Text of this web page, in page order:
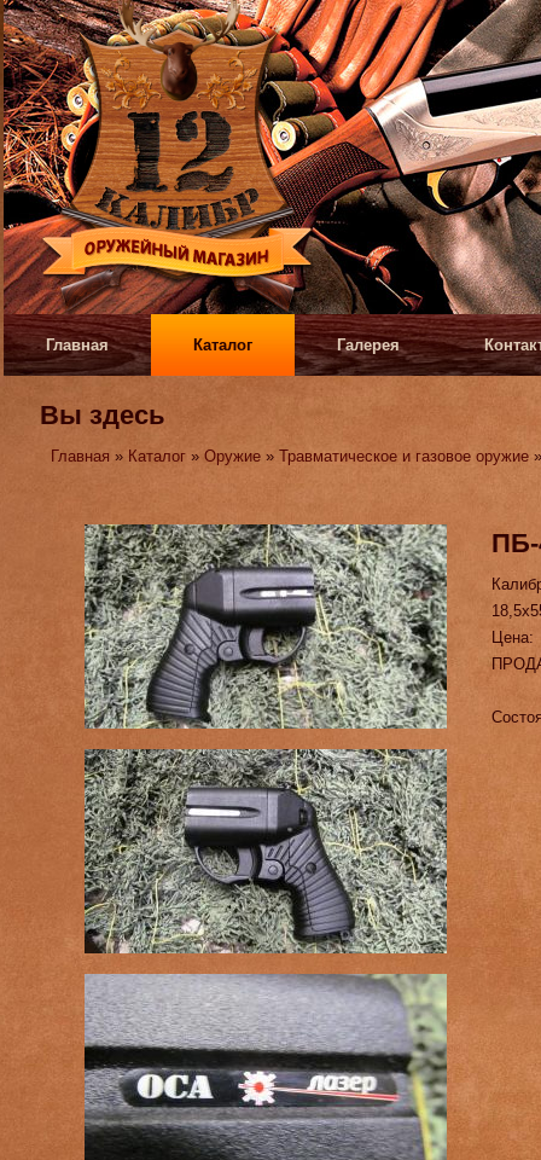
Главная Каталог Галерея
Вы здесь
Главная » Каталог »Оружие »Травматическое и газовое оружие
Цена: